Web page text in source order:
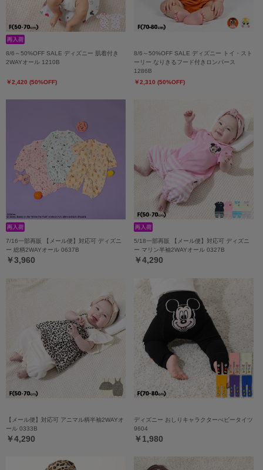
8/6～50%OFF SALE ディズニー 肌着付き
2WAYオール 1210B
￥2,420 (50%OFF)
8/6～50%OFF SALE ディズニー トイ・スト
ーリー なりきるフード付きロンパース
1286B
￥2,310 (50%OFF)
7/16一部再販 【メール便】対応可 ディズニ
ー 総柄2WAYオール 0637B
￥3,960
5/18一部再販 【メール便】対応可 ディズニ
ー マリン半袖2WAYオール 0327B
￥4,290
【メール便】対応可 アニマル柄半袖2WAYオ
ール 0333B
￥4,290
ディズニー おしりキャラクターべビータイツ
9604
￥1,980